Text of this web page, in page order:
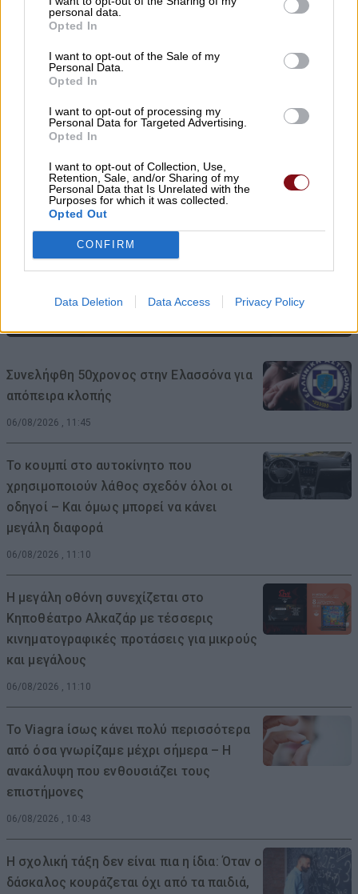
personal data.
Opted In
I want to opt-out of the Sale of my
Personal Data.
Opted In
I want to opt-out of processing my
Personal Data for Targeted Advertising.
Opted In
I want to opt-out of Collection, Use,
Retention, Sale, and/or Sharing of my
Personal Data that Is Unrelated with the
Purposes for which it was collected.
Opted Out
CONFIRM
Data Deletion Data Access Privacy Policy
Δύο συλλήψεις για κλοπή
μετασχηματιστή με ανυψωτικό
μηχάνημα στον Τύρναβο
06/08/2026 , 11:56
Συνελήφθη 50χρονος στην Ελασσόνα για
απόπειρα κλοπής
06/08/2026 , 11:45
Το κουμπί στο αυτοκίνητο που
χρησιμοποιούν λάθος σχεδόν όλοι οι
οδηγοί – Και όμως μπορεί να κάνει
μεγάλη διαφορά
06/08/2026 , 11:10
Η μεγάλη οθόνη συνεχίζεται στο
Κηποθέατρο Αλκαζάρ με τέσσερις
κινηματογραφικές προτάσεις για μικρούς
και μεγάλους
06/08/2026 , 11:10
Το Viagra ίσως κάνει πολύ περισσότερα
από όσα γνωρίζαμε μέχρι σήμερα – Η
ανακάλυψη που ενθουσιάζει τους
επιστήμονες
06/08/2026 , 10:43
Η σχολική τάξη δεν είναι πια η ίδια: Όταν ο
δάσκαλος κουράζεται όχι από τα παιδιά,